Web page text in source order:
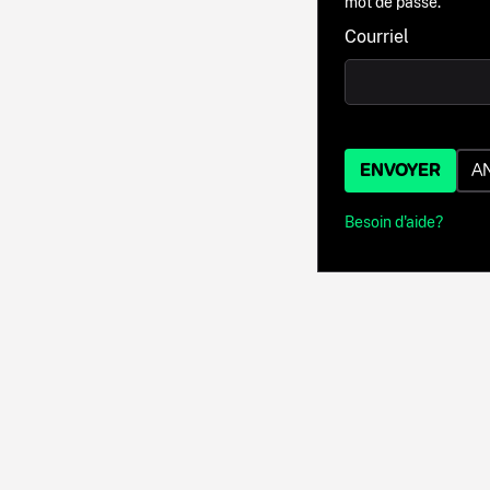
Courriel
ENVOYER
Besoin d'aide?